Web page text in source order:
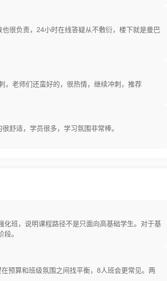
很负责，24小时在线答疑从不敷衍，楼下就是曼巴
，老师们还蛮好的，很热情，继续冲刺，推荐
舒适，学员很多，学习氛围非常棒。
班，说明课程路径不是只面向高基础学生。对于基
。
预算和班级氛围之间找平衡，8人班会更常见。两